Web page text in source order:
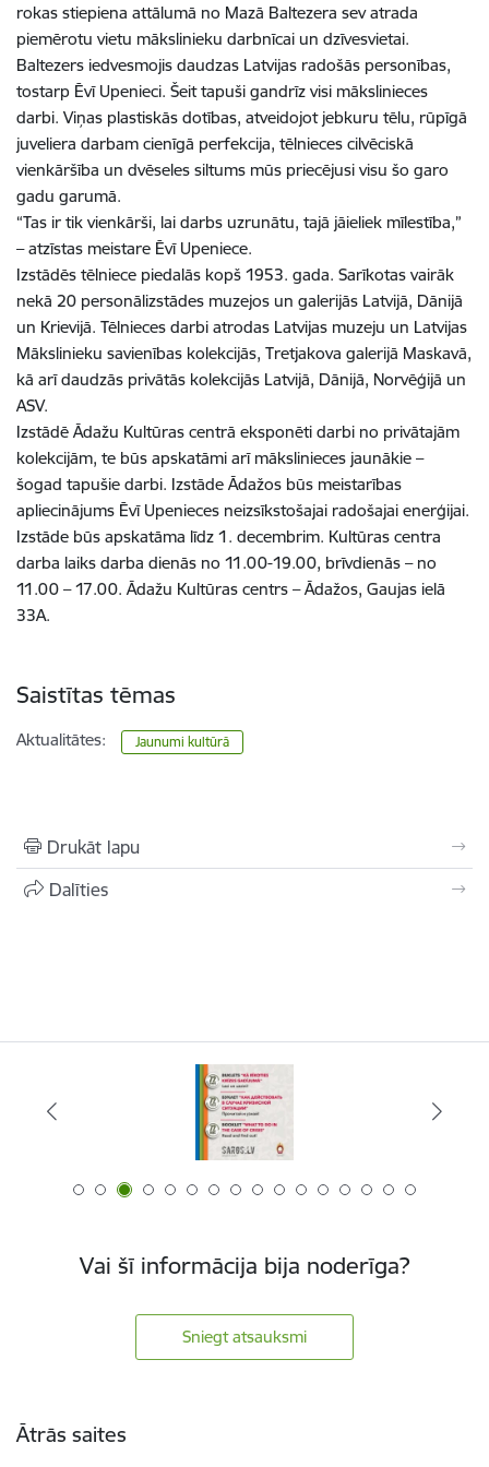
rokas stiepiena attālumā no Mazā Baltezera sev atrada
piemērotu vietu mākslinieku darbnīcai un dzīvesvietai.
Baltezers iedvesmojis daudzas Latvijas radošās personības,
tostarp Ēvī Upenieci. Šeit tapuši gandrīz visi mākslinieces
darbi. Viņas plastiskās dotības, atveidojot jebkuru tēlu, rūpīgā
juveliera darbam cienīgā perfekcija, tēlnieces cilvēciskā
vienkāršība un dvēseles siltums mūs priecējusi visu šo garo
gadu garumā.
“Tas ir tik vienkārši, lai darbs uzrunātu, tajā jāieliek mīlestība,”
– atzīstas meistare Ēvī Upeniece.
Izstādēs tēlniece piedalās kopš 1953. gada. Sarīkotas vairāk
nekā 20 personālizstādes muzejos un galerijās Latvijā, Dānijā
un Krievijā. Tēlnieces darbi atrodas Latvijas muzeju un Latvijas
Mākslinieku savienības kolekcijās, Tretjakova galerijā Maskavā,
kā arī daudzās privātās kolekcijās Latvijā, Dānijā, Norvēģijā un
ASV.
Izstādē Ādažu Kultūras centrā eksponēti darbi no privātajām
kolekcijām, te būs apskatāmi arī mākslinieces jaunākie –
šogad tapušie darbi. Izstāde Ādažos būs meistarības
apliecinājums Ēvī Upenieces neizsīkstošajai radošajai enerģijai.
Izstāde būs apskatāma līdz 1. decembrim. Kultūras centra
darba laiks darba dienās no 11.00-19.00, brīvdienās – no
11.00 – 17.00. Ādažu Kultūras centrs – Ādažos, Gaujas ielā
33A.
Saistītas tēmas
Aktualitātes: Jaunumi kultūrā
Drukāt lapu
Dalīties
Vai šī informācija bija noderīga?
Sniegt atsauksmi
Ātrās saites